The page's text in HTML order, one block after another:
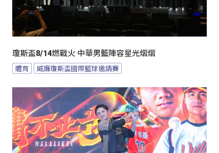
瓊斯盃8/14燃戰火 中華男籃陣容星光熠熠
體育 威廉瓊斯盃國際籃球邀請賽